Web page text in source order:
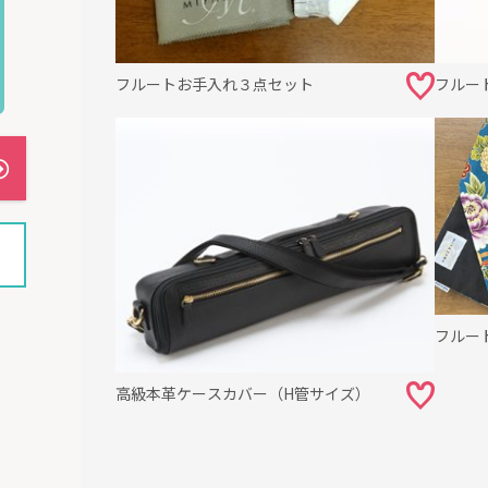
フルートお手入れ３点セット フルー
高級本革ケースカバー（H管サイズ）
フルー